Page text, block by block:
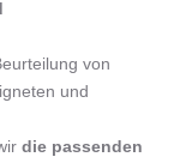
von
und
die passenden